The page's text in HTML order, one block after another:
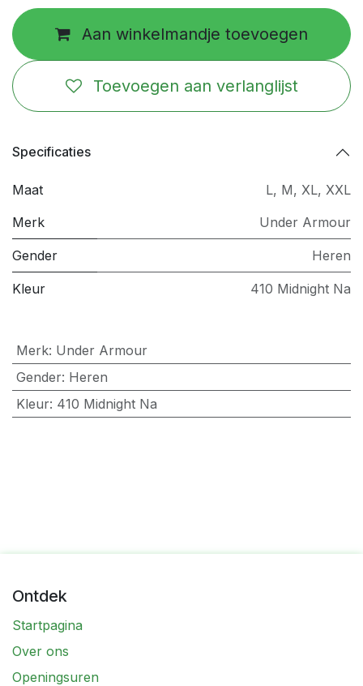
Aan winkelmandje toevoegen
Toevoegen aan verlanglijst
Specificaties
Maat L, M, XL, XXL
Merk
Under Armour
Gender Heren
Kleur 410 Midnight Na
Merk: Under Armour
Gender: Heren
Kleur: 410 Midnight Na
Ontdek
Startpagina
Over ons
Openingsuren